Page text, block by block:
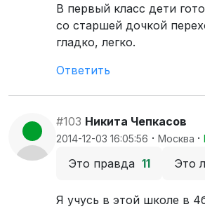
В первый класс дети
со старшей дочкой
гладко, легко.
Ответить
#103 Никита Чепкасов
2014-12-03 16:05:56 · Москва ·
Это правда 11 Это
Я учусь в этой школе в